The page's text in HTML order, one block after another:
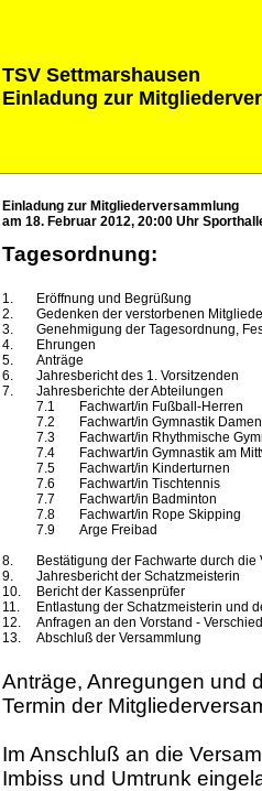
TSV Settmarshausen
Einladung zur
Einladung zur Mitgliederversammlung
am 18. Februar 2012, 20:00 Uhr
Tagesordnung:
1.
Eröffnung und Begrüßung
2.
Gedenken der verstorbenen
3.
Genehmigung der Tagesordnung,
4.
Ehrungen
5.
Anträge
6.
Jahresbericht des 1. Vorsitzenden
7.
Jahresberichte der Abteilungen
7.1
Fachwart/in Fußball-Herren
7.2
Fachwart/in Gymnastik
7.3
Fachwart/in Rhythmische
7.4
Fachwart/in Gymnastik am
7.5
Fachwart/in Kinderturnen
7.6
Fachwart/in Tischtennis
7.7
Fachwart/in Badminton
7.8
Fachwart/in Rope Skipping
7.9
Arge Freibad
8.
Bestätigung der Fachwarte durch die
9.
Jahresbericht der Schatzmeisterin
10.
Bericht der Kassenprüfer
11.
Entlastung der Schatzmeisterin und
12.
Anfragen an den Vorstand -
13.
Abschluß der Versammlung
Anträge, Anregungen und
Termin der
Im Anschluß an die
Imbiss und Umtrunk